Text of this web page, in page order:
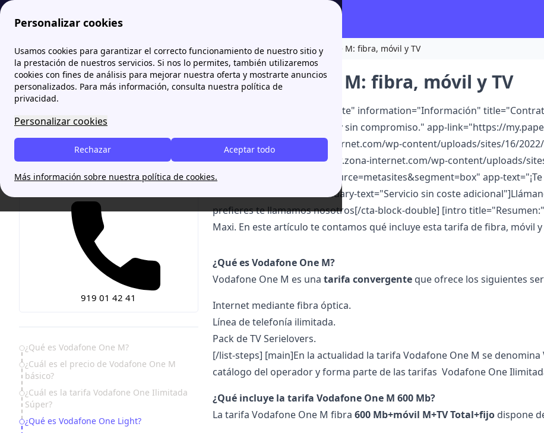
Personalizar cookies
Usamos cookies para garantizar el correcto funcionamiento de nuestro sitio y
la prestación de nuestros servicios. Si nos lo permites, también utilizaremos
cookies con fines de análisis para mejorar nuestra oferta y mostrarte anuncios
personalizados. Para más información, consulta nuestra política de
privacidad.
Personalizar cookies
Aceptar todo
Rechazar
Más información sobre nuestra política de cookies.
Zona Internet MoreOfertas Vodafone: fibra óptica, móvil, tv y fijo Vodafone One M: fibra, móvil y TV
Te ayudamos gratis
919 01 42 41
Table of Contents
¿Qué es Vodafone One M?
¿Cuál es el precio de Vodafone One M
básico?
¿Cuál es la tarifa Vodafone One Ilimitada
Súper?
¿Qué es Vodafone One Light?
Vodafone One M: fibra, móvil y TV
[cta-block-double color="white" information="Información"
mercado en solo 5 minutos y sin compromiso." app-link="https://
img1=https://www.zona-internet.com/wp-content/uploads/sites/16/
wcb.png&img2=https://www.zona-internet.com/wp-content/uploads/
wcb.png&page=generic&source=metasites&segment=box" app-
link="tel:919014241" Secondary-text="Servicio sin coste
prefieres te llamamos nosotros[/cta-block-double] [intro
Maxi. En este artículo te contamos qué incluye esta tarifa de fibra, móvil
¿Qué es Vodafone One M?
Vodafone OneM es una tarifa convergenteque ofrece los siguientes
Internet mediante fibra óptica.
Línea de telefonía ilimitada.
Pack de TV Serielovers.
[/list-steps] [main]En la actualidad la tarifa Vodafone One M se
catálogo del operador y forma parte de las tarifas Vodafone One
¿Qué incluye la tarifa Vodafone One M 600 Mb?
La tarifa Vodafone One M fibra 600 Mb+móvil M+TV Total+fijodispone